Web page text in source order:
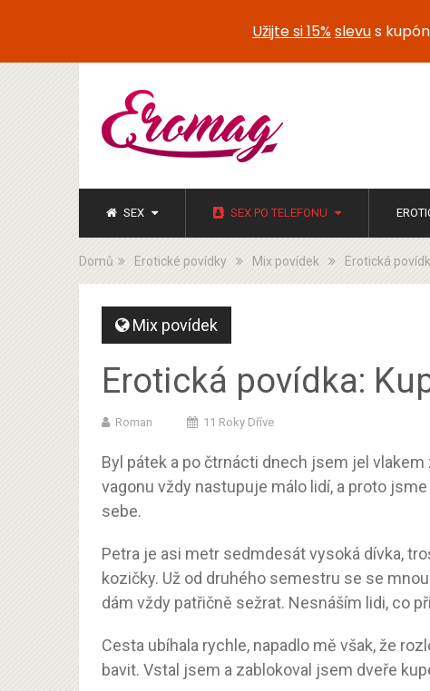
SEX SEX PO TELEFONU
Domů Erotické povídky Mix povídek Erotická
Mix povídek
Erotická povídka:
Roman 11 Roky Dříve
Byl pátek a po čtrnácti dnech jsem jel
vagonu vždy nastupuje málo lidí, a proto
sebe.
Petra je asi metr sedmdesát vysoká dívka,
kozičky. Už od druhého semestru se se
dám vždy patřičně sežrat. Nesnáším lidi, co
Cesta ubíhala rychle, napadlo mě však, že
bavit. Vstal jsem a zablokoval jsem dveře
Užijte si 15%slevus